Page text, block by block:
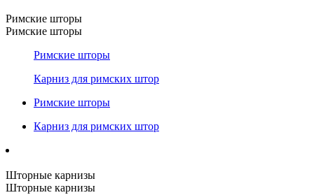
Римские шторы
Римские шторы
Римские шторы
Карниз для римских штор
Римские шторы
Карниз для римских штор
Шторные карнизы
Шторные карнизы